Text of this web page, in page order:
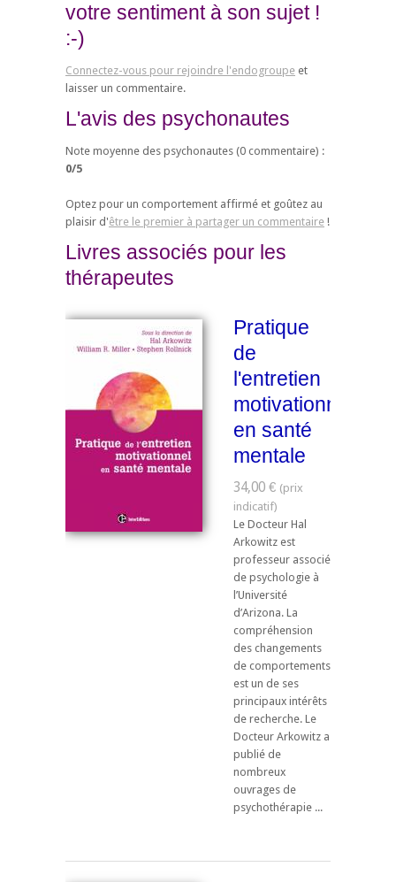
votre sentiment à son sujet !
:-)
Connectez-vous pour rejoindre l'endogroupe et
laisser un commentaire.
L'avis des psychonautes
Note moyenne des psychonautes (0 commentaire) :
0/5
Optez pour un comportement affirmé et goûtez au
plaisir d'être le premier à partager un commentaire !
Livres associés pour les
thérapeutes
Pratique
de
l'entretien
motivationnel
en santé
mentale
34,00 €
Le Docteur Hal
Arkowitz est
professeur associé
de psychologie à
l’Université
d’Arizona. La
compréhension
des changements
de comportements
est un de ses
principaux intérêts
de recherche. Le
Docteur Arkowitz a
publié de
nombreux
ouvrages de
psychothérapie ...